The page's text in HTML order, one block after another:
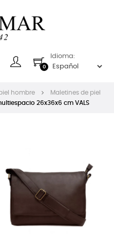
0
Idioma:
hombre
Maletines de piel
26x36x6 cm VALS